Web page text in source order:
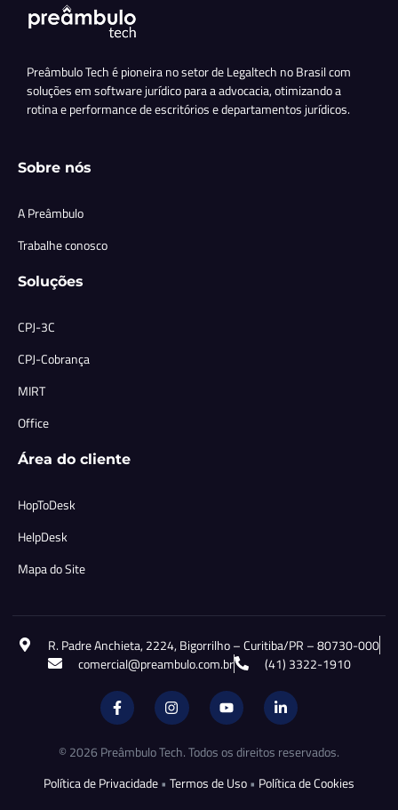
Preâmbulo Tech é pioneira no setor de Legaltech no Brasil com
soluções em software jurídico para a advocacia, otimizando a
rotina e performance de escritórios e departamentos jurídicos.
Sobre nós
A Preâmbulo
Trabalhe conosco
Soluções
CPJ-3C
CPJ-Cobrança
MIRT
Office
Área do cliente
HopToDesk
HelpDesk
Mapa do Site
R. Padre Anchieta, 2224, Bigorrilho – Curitiba/PR – 80730-000
comercial@preambulo.com.br
(41) 3322-1910
© 2026 Preâmbulo Tech. Todos os direitos reservados.
Política de Privacidade• Termos de Uso• Política de Cookies